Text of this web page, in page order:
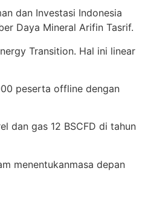
dan Investasi Indonesia
Daya Mineral Arifin Tasrif.
Transition. Hal ini linear
peserta offline dengan
dan gas 12 BSCFD di tahun
menentukanmasa depan